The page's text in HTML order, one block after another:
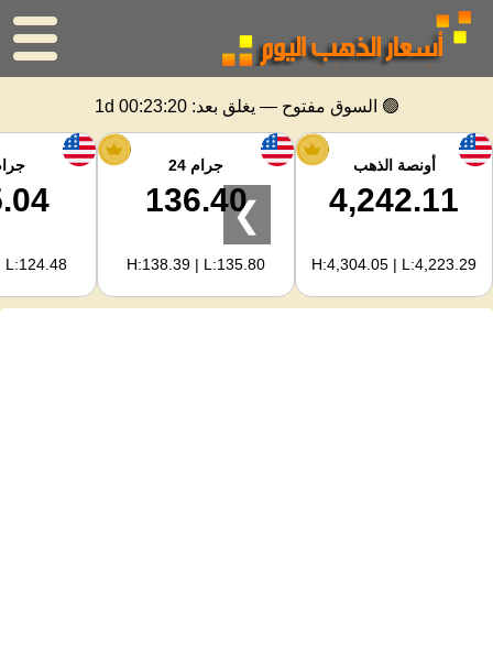
الرئيسية
سعر الذهب
اسعار الفضه
حاسبة الذهب
🟢 السوق مفتوح — يغلق بعد: 1d 00:23:20
أونصة الذهب
4,242.11
H:4,304.05 | L:4,223.29
جرام 24
136.40
H:138.39 | L:135.80
L:124.48
❯